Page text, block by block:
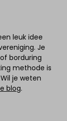
leuk idee
Je
borduring
methode is
je weten
blog.